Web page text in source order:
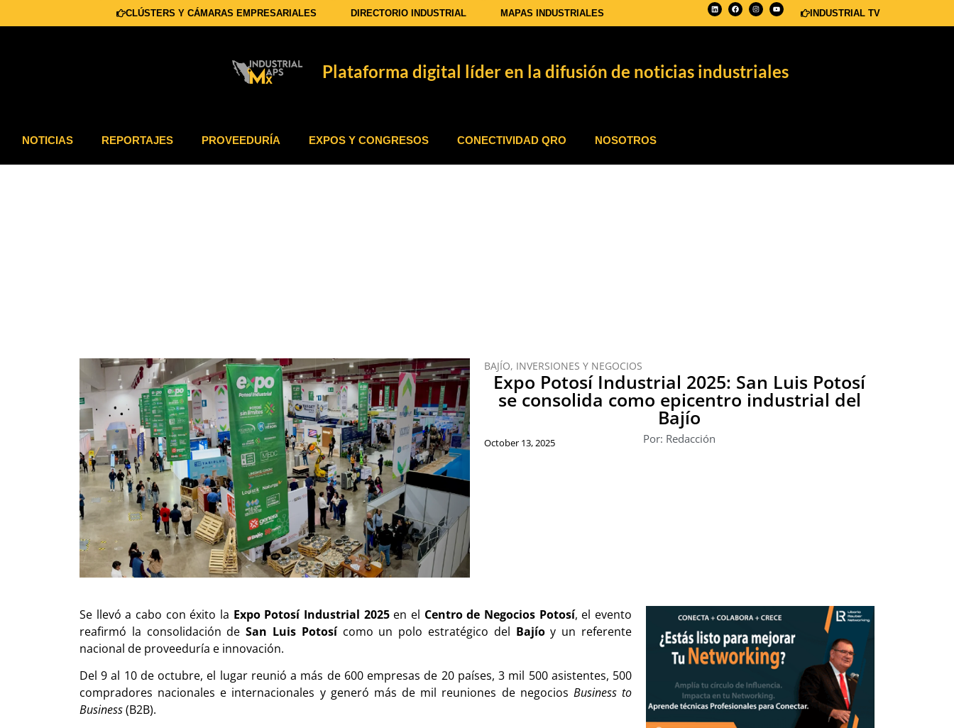
CLÚSTERS Y CÁMARAS EMPRESARIALES DIRECTORIO INDUSTRIAL MAPAS INDUSTRIALES INDUSTRIAL TV
Plataforma digital líder en la difusión de noticias industriales
NOTICIAS REPORTAJES PROVEEDURÍA EXPOS Y CONGRESOS CONECTIVIDAD QRO NOSOTROS
BAJÍO, INVERSIONES Y NEGOCIOS
Expo Potosí Industrial 2025: San Luis Potosí
se consolida como epicentro industrial del
Bajío
Por: Redacción
October 13, 2025
Se llevó a cabo con éxito la Expo Potosí Industrial 2025en el Centro de Negocios Potosí, el evento
reafirmó la consolidación deSan Luis Potosí como un polo estratégico del Bajíoy un referente
nacional de proveeduría e innovación.
Del 9 al 10 de octubre, el lugar reunió a más de 600 empresas de 20 países, 3 mil 500 asistentes, 500
compradores nacionales e internacionales y generó más de mil reuniones de negocios Business to
Business(B2B).